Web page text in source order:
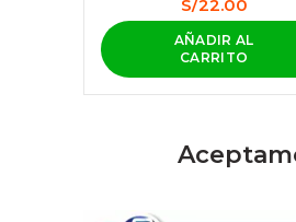
S/22.00
AÑADIR AL
CARRITO